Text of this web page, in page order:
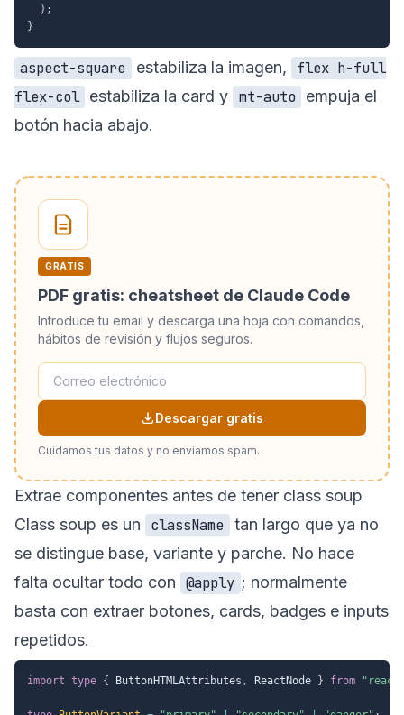
) ;
}
aspect-square estabiliza la imagen,
flex h-full
flex-col estabiliza la card y mt-auto
empuja el
botón hacia abajo.
GRATIS
PDF gratis: cheatsheet de Claude Code
Introduce tu email y descarga una hoja con comandos,
hábitos de revisión y flujos seguros.
Descargar gratis
Cuidamos tus datos y no enviamos spam.
Extrae componentes antes de tener class soup
Class soup es un
className
tan largo que ya no
se distingue base, variante y parche. No hace
falta ocultar todo con @apply ; normalmente
basta con extraer botones, cards, badges e inputs
repetidos.
import type { ButtonHTMLAttributes , ReactNode } from